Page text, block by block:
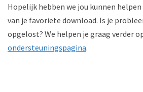
Hopelijk hebben we jou kunnen
van je favoriete download. Is je
opgelost? We helpen je graag verder
ondersteuningspagina.